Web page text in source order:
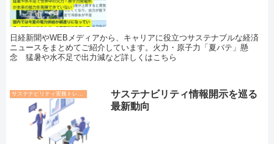
日経新聞やWEBメディアから、キャリアに役立つサステナブルな経済
ニュースをまとめてご紹介しています。火力・原子力「夏バテ」懸
念 猛暑や水不足で出力減など詳しくはこちら
サステナビリティ実務トレンド
サステナビリティ情報開示を巡る
最新動向